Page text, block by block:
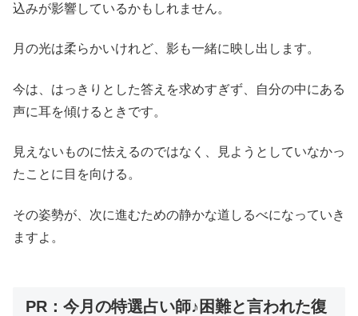
込みが影響しているかもしれません。
月の光は柔らかいけれど、影も一緒に映し出します。
今は、はっきりとした答えを求めすぎず、自分の中にある
声に耳を傾けるときです。
見えないものに怯えるのではなく、見ようとしていなかっ
たことに目を向ける。
その姿勢が、次に進むための静かな道しるべになっていき
ますよ。
PR：今月の特選占い師♪困難と言われた復